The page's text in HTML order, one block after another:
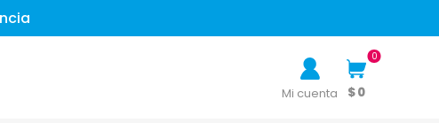
Mi cuenta
0
$ 0